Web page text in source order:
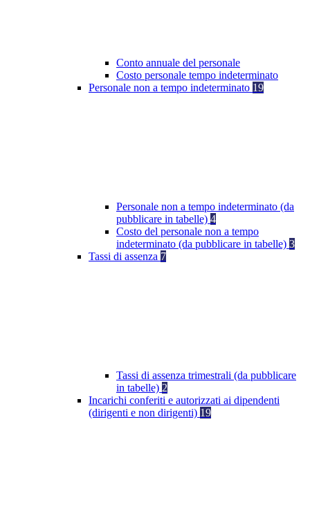
Conto annuale del personale
Costo personale tempo indeterminato
Personale non a tempo indeterminato 19
Personale non a tempo indeterminato (da
pubblicare in tabelle) 4
Costo del personale non a tempo
indeterminato (da pubblicare in tabelle) 3
Tassi di assenza 7
Tassi di assenza trimestrali (da pubblicare
in tabelle) 2
Incarichi conferiti e autorizzati ai dipendenti
(dirigenti e non dirigenti) 19